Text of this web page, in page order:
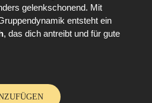
gelenkschonend. Mit
entsteht ein
, das dich antreibt und für gute